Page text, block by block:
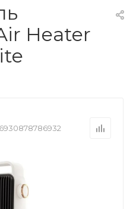
Heater
6930878786932